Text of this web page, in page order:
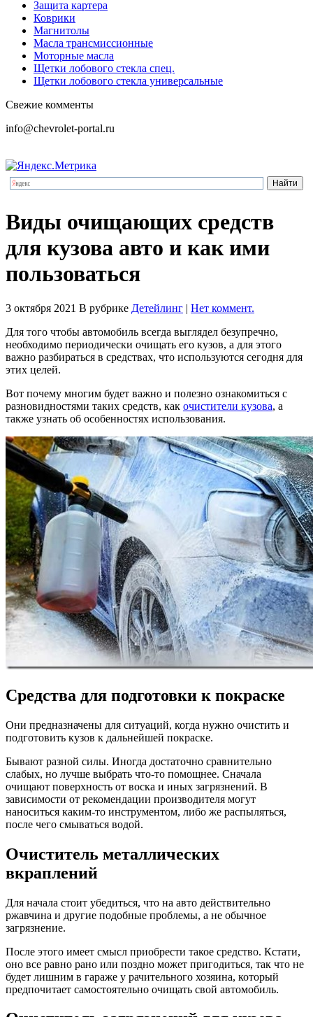
Защита картера
Коврики
Магнитолы
Масла трансмиссионные
Моторные масла
Щетки лобового стекла спец.
Щетки лобового стекла универсальные
Свежие комменты
info@chevrolet-portal.ru
Виды очищающих средств
для кузова авто и как ими
пользоваться
3 октября 2021 В рубрике Детейлинг | Нет коммент.
Для того чтобы автомобиль всегда выглядел безупречно,
необходимо периодически очищать его кузов, а для этого
важно разбираться в средствах, что используются сегодня для
этих целей.
Вот почему многим будет важно и полезно ознакомиться с
разновидностями таких средств, как очистители кузова, а
также узнать об особенностях использования.
Средства для подготовки к покраске
Они предназначены для ситуаций, когда нужно очистить и
подготовить кузов к дальнейшей покраске.
Бывают разной силы. Иногда достаточно сравнительно
слабых, но лучше выбрать что-то помощнее. Сначала
очищают поверхность от воска и иных загрязнений. В
зависимости от рекомендации производителя могут
наноситься каким-то инструментом, либо же распыляться,
после чего смываться водой.
Очиститель металлических
вкраплений
Для начала стоит убедиться, что на авто действительно
ржавчина и другие подобные проблемы, а не обычное
загрязнение.
После этого имеет смысл приобрести такое средство. Кстати,
оно все равно рано или поздно может пригодиться, так что не
будет лишним в гараже у рачительного хозяина, который
предпочитает самостоятельно очищать свой автомобиль.